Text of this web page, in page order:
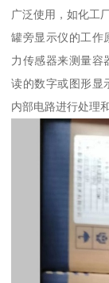
广泛使用，如化工
罐旁显示仪的工作
力传感器来测量容
读的数字或图形显
内部电路进行处理